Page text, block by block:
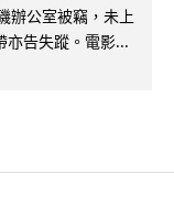
辦公室被竊，未上
告失蹤。電影...